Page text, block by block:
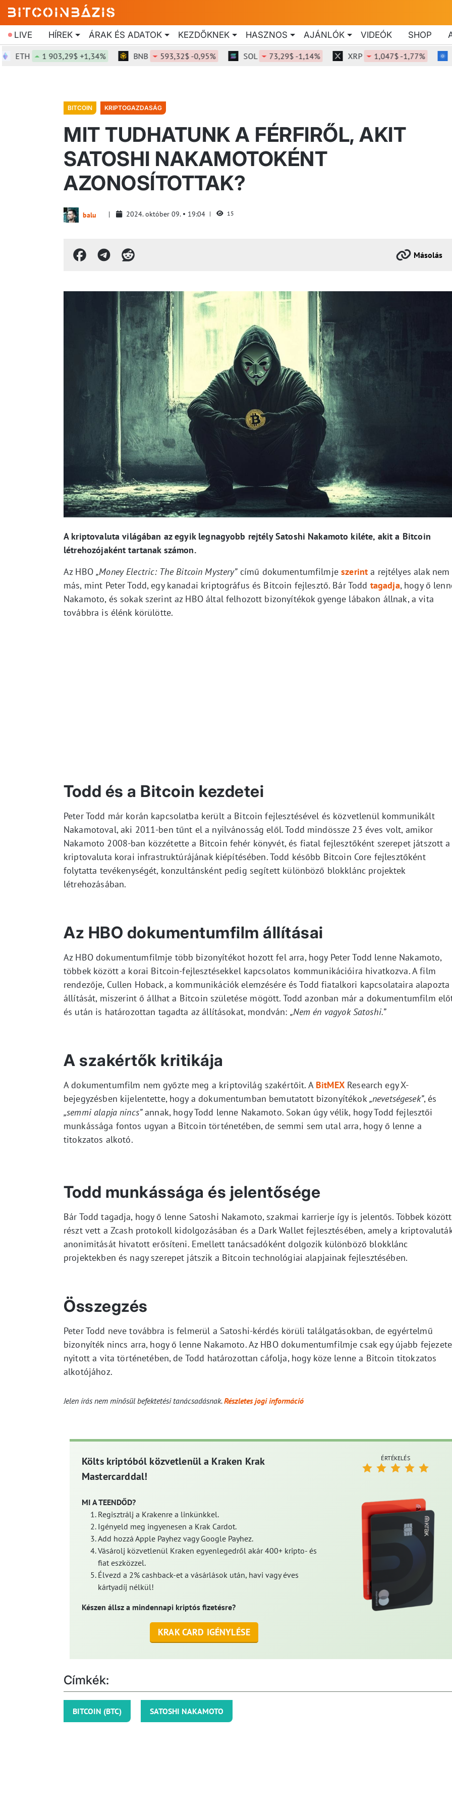
LIVE HÍREK ÁRAK ÉS ADATOK KEZDŐKNEK HASZNOS AJÁNLÓK VIDEÓK SHOP
ETH 1 903,29$ +1,34% BNB 593,32$ -0,95% SOL 73,29$ -1,14% XRP 1,047$ -1,77%
BITCOIN KRIPTOGAZDASÁG
MIT TUDHATUNK A FÉRFIRŐL, AKIT
SATOSHI NAKAMOTOKÉNT
AZONOSÍTOTTAK?
balu 2024. október 09. 19:04 15
Másolás
A kriptovaluta világában az egyik legnagyobb rejtély Satoshi Nakamoto kiléte, akit a Bitcoin
létrehozójaként tartanak számon.
Az HBO„Money Electric: The Bitcoin Mystery”című dokumentumfilmjeszerint a rejtélyes alak nem
más, mint Peter Todd, egy kanadai kriptográfus és Bitcoin fejlesztő. Bár Todd tagadja, hogy ő
Nakamoto, és sokak szerint az HBO által felhozott bizonyítékok gyenge lábakon állnak, a vita
továbbra is élénk körülötte.
Todd és a Bitcoin kezdetei
Peter Todd már korán kapcsolatba került a Bitcoin fejlesztésével és közvetlenül kommunikált
Nakamotoval, aki 2011-ben tűnt el a nyilvánosság elől. Todd mindössze 23 éves volt, amikor
Nakamoto 2008-ban közzétette a Bitcoin fehér könyvét, és fiatal fejlesztőként szerepet játszott a
kriptovaluta korai infrastruktúrájának kiépítésében. Todd később Bitcoin Core fejlesztőként
folytatta tevékenységét, konzultánsként pedig segített különböző blokklánc projektek
létrehozásában.
Az HBO dokumentumfilm állításai
Az HBO dokumentumfilmje több bizonyítékot hozott fel arra, hogy Peter Todd lenne Nakamoto,
többek között a korai Bitcoin-fejlesztésekkel kapcsolatos kommunikációira hivatkozva. A film
rendezője, Cullen Hoback, a kommunikációk elemzésére és Todd fiatalkori kapcsolataira alapozta
állítását, miszerint ő állhat a Bitcoin születése mögött. Todd azonban már a dokumentumfilm
és után is határozottan tagadta az állításokat, mondván: „Nem én vagyok Satoshi.”
A szakértők kritikája
A dokumentumfilm nem győzte meg a kriptovilág szakértőit. A BitMEXResearch egy X-
bejegyzésben kijelentette, hogy a dokumentumban bemutatott bizonyítékok„nevetségesek”, és
„semmi alapja nincs”annak, hogy Todd lenne Nakamoto. Sokan úgy vélik, hogy Todd fejlesztői
munkássága fontos ugyan a Bitcoin történetében, de semmi sem utal arra, hogy ő lenne a
titokzatos alkotó.
Todd munkássága és jelentősége
Bár Todd tagadja, hogy ő lenne Satoshi Nakamoto, szakmai karrierje így is jelentős. Többek között
részt vett a Zcash protokoll kidolgozásában és a Dark Wallet fejlesztésében, amely a
anonimitását hivatott erősíteni. Emellett tanácsadóként dolgozik különböző blokklánc
projektekben és nagy szerepet játszik a Bitcoin technológiai alapjainak fejlesztésében.
Összegzés
Peter Todd neve továbbra is felmerül a Satoshi-kérdés körüli találgatásokban, de egyértelmű
bizonyíték nincs arra, hogy ő lenne Nakamoto. Az HBO dokumentumfilmje csak egy újabb
nyitott a vita történetében, de Todd határozottan cáfolja, hogy köze lenne a Bitcoin titokzatos
alkotójához.
Jelen írás nem minősül befektetési tanácsadásnak.Részletes jogi információ
Költs kriptóból közvetlenül a Kraken Krak
Mastercarddal!
MI A TEENDŐD?
Regisztrálj a Krakenre a linkünkkel.
Igényeld meg ingyenesen a Krak Cardot.
Add hozzá Apple Payhez vagy Google Payhez.
Vásárolj közvetlenül Kraken egyenlegedről akár 400+ kripto- és
fiat eszközzel.
Élvezd a 2% cashback-et a vásárlások után, havi vagy éves
kártyadíj nélkül!
Készen állsz a mindennapi kriptós fizetésre?
KRAK CARD IGÉNYLÉSE
ÉRTÉKELÉS
Címkék:
BITCOIN (BTC) SATOSHI NAKAMOTO